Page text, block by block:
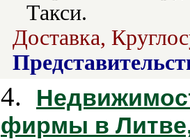
Такси.
Доставка,
4.
фирмы в